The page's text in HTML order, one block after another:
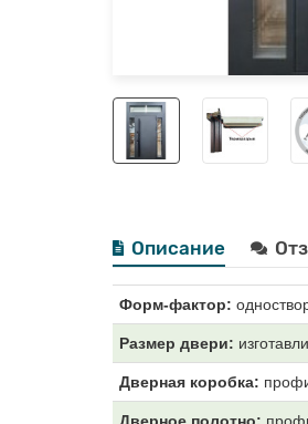
Описание
Форм-фактор:
Размер двери:
Дверная коробка: